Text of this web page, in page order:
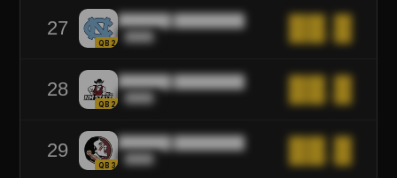
27
QB2
██████ ████████
████
28
QB2
██████ ████████
████
29
QB3
██████ ████████
████